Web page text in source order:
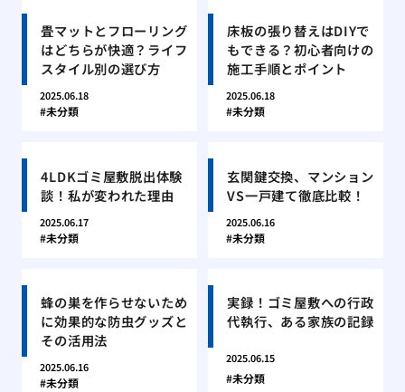
畳マットとフローリング
はどちらが快適？ライフ
スタイル別の選び方
2025.06.18
未分類
床板の張り替えはDIYで
もできる？初心者向けの
施工手順とポイント
2025.06.18
未分類
4LDKゴミ屋敷脱出体験
談！私が変われた理由
2025.06.17
未分類
玄関鍵交換、マンション
VS一戸建て徹底比較！
2025.06.16
未分類
蜂の巣を作らせないため
に効果的な防虫グッズと
その活用法
2025.06.16
未分類
実録！ゴミ屋敷への行政
代執行、ある家族の記録
2025.06.15
未分類